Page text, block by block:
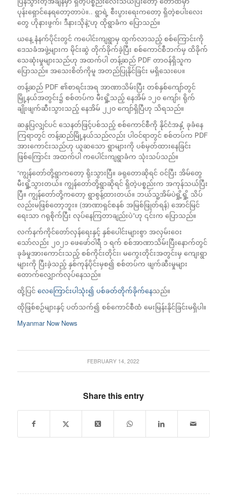
ပုန်းရှောင်နေရတော့တာပဲ။.. ရွာရဲ့ စီးပွားရေးကတော့ ရှိတဲ့စပါးလေး
တွေ ဟိုနားဖွက်၊ ဒီနားသိုနဲ့“ဟု ထိုရွာခံက ပြောသည်။
ယနေ့ နံနက်ပိုင်းတွင် ကပေါင်းကျရွာမှ ထွက်လာသည့် စစ်ကြောင်းကို
ဒေသခံအဖွဲ့များက မိုင်းဆွဲ တိုက်ခိုက်ခဲ့ပြီး စစ်ကောင်စီဘက်မှ ထိခိုက်
သေဆုံးမှုများသည်ဟု အထက်ပါ တန့်ဆည် PDF တာဝန်ရှိသူက
ပြောသည်။ အသေးစိတ်ကိုမူ အတည်ပြုနိုင်ခြင်း မရှိသေးပေ။
တန့်ဆည် PDF ၏စာရင်းအရ အာဏာသိမ်းပြီး တစ်နှစ်ကျော်တွင်
မြို့နယ်အတွင်း၌ စစ်တပ်က မီးရှို့သည့် နေအိမ် ၁၂၀ ကျော်၊ ရိုက်
ချိုးဖျက်ဆီးသွားသည့် နေအိမ် ၂၂၀ ကျော်ရှိပြီဟု သိရသည်။
ဆန္ဒပြလျှင်ပင် သေနတ်ဖြင့်ပစ်သည့် စစ်ကောင်စီကို နိုင်ငံအနှံ့ ခုခံနေ
ကြရာတွင် တန့်ဆည်မြို့နယ်သည်လည်း ပါဝင်ရာတွင် စစ်တပ်က PDF
အားကောင်းသည်ဟု ယူဆသော ရွာများကို ပစ်မှတ်ထားနေခြင်း
ဖြစ်ကြောင်း အထက်ပါ ကပေါင်းကျရွာခံက သုံးသပ်သည်။
“ကျွန်တော်တို့ရွာကတော့ ရိုးသွားပြီ။ ခရုတောဆိုရင် ဝင်ပြီး အိမ်တွေ
မီးရှို့သွားတယ်။ ကျွန်တော်တို့ရွာဆိုရင် ရှိတဲ့ပစ္စည်းက အကုန်သယ်ပြီး
ပြီ။ ကျွန်တော်တို့ကတော့ ရွာစွန့်ထားတယ်။ ဘယ်သူ့အိမ်ပဲရှို့ရှို့ သိပ်
လည်းမဖြစ်တော့ဘူး။ (အာဏာရှင်စနစ် အမြစ်ဖြုတ်ရန်) အောင်မြင်
ရေးသာ ဂရုစိုက်ပြီး လုပ်နေကြတာချည်းပဲ”ဟု ၎င်းက ပြောသည်။
လက်နက်ကိုင်တော်လှန်ရေးနှင့် နှစ်ပေါင်းများစွာ အလှမ်းဝေး
သော်လည်း ၂၀၂၁ ဖေဖော်ဝါရီ ၁ ရက် စစ်အာဏာသိမ်းပြီးနောက်တွင်
ခုခံမှုအားကောင်းသည့် စစ်ကိုင်းတိုင်း၊ မကွေးတိုင်းအတွင်းမှ ကျေးရွာ
များကို ပြီးခဲ့သည့် နှစ်ကုန်ပိုင်းမှစ၍ စစ်တပ်က ဖျက်ဆီးမှုများ
တောက်လျှောက်လုပ်နေသည်။
ထို့ပြင် လေကြောင်းပါသုံး၍ ပစ်ခတ်တိုက်ခိုက်နေသည်။
ထိုဖြစ်စဉ်များနှင့် ပတ်သက်၍ စစ်ကောင်စီထံ မေးမြန်းနိုင်ခြင်းမရှိပါ။
Myanmar Now News
FEBRUARY 14, 2022
Share this entry